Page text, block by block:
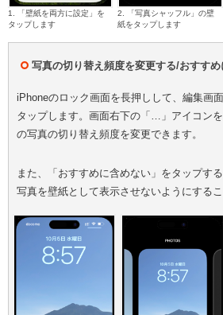
1. 「壁紙を両方に設定」を
タップします
2. 「写真シャッフル」の壁
紙をタップします
写真の切り替え頻度を変更する/おすす
iPhoneのロック画面を長押しして、編集画
タップします。画面右下の「…」アイコン
の写真の切り替え頻度を変更できます。
また、「おすすめに含めない」をタップす
写真を壁紙として表示させないようにするこ